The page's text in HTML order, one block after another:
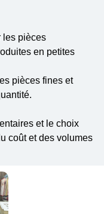
les pièces
en petites
pièces fines et
et le choix
coût et des volumes